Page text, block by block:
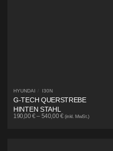
HYUNDAI / I30N
G-TECH QUERSTREBE
HINTEN STAHL
190,00€– 540,00€ (inkl. MwSt.)